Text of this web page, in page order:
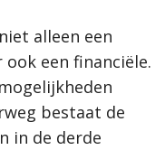
alleen een
een financiële.
bestaat de
in de derde